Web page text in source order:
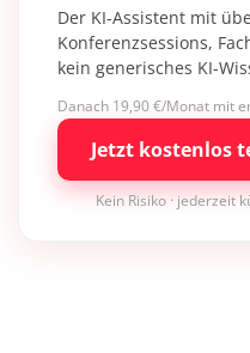
Der KI-Assistent mit
Konferenzsessions,
kein generisches KI-
Danach 19,90 €/Monat mit
Jetzt kostenlos
Kein Risiko · jederzeit